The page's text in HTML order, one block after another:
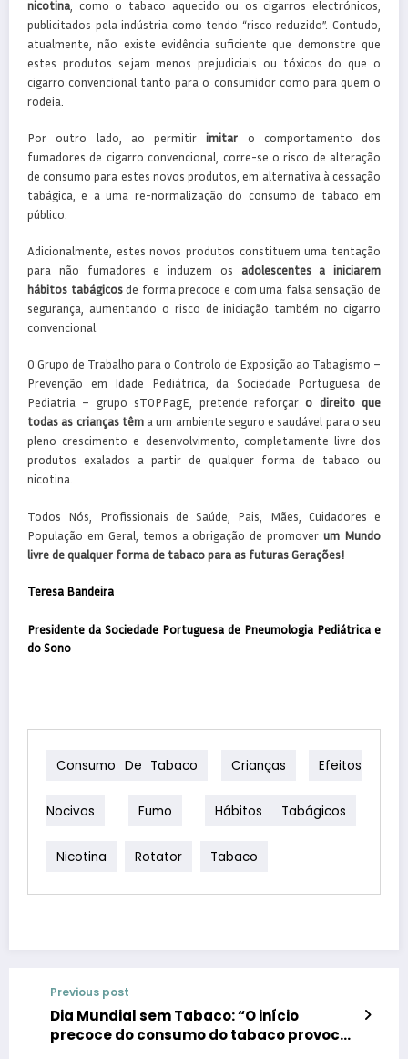
nicotina , como o tabaco aquecido ou os cigarros electrónicos,
publicitados pela indústria como tendo “risco reduzido”. Contudo,
atualmente, não existe evidência suficiente que demonstre que
estes produtos sejam menos prejudiciais ou tóxicos do que o
cigarro convencional tanto para o consumidor como para quem o
rodeia.
Por outro lado, ao permitirimitar o comportamento dos
fumadores de cigarro convencional, corre-se o risco de alteração
de consumo para estes novos produtos, em alternativa à cessação
tabágica, e a uma re-normalização do consumo de tabaco em
público.
Adicionalmente, estes novos produtos constituem uma tentação
para não fumadores e induzem os adolescentes a iniciarem
hábitos tabágicosde forma precoce e com uma falsa sensação de
segurança, aumentando o risco de iniciação também no cigarro
convencional.
O Grupo de Trabalho para o Controlo de Exposição ao Tabagismo –
Prevenção em Idade Pediátrica, da Sociedade Portuguesa de
Pediatria – grupo sTOPPagE, pretende reforçaro direito que
todas as crianças têma um ambiente seguro e saudável para o seu
pleno crescimento e desenvolvimento, completamente livre dos
produtos exalados a partir de qualquer forma de tabaco ou
nicotina.
Todos Nós, Profissionais de Saúde, Pais, Mães, Cuidadores e
População em Geral, temos a obrigação de promoverum Mundo
livre de qualquer forma de tabaco para as futuras Gerações!
Teresa Bandeira
Presidente da Sociedade Portuguesa de Pneumologia Pediátrica e
do Sono
Consumo De Tabaco Crianças Efeitos
Nocivos Fumo Hábitos Tabágicos
Nicotina Rotator Tabaco
Previous post
Dia Mundial sem Tabaco: “O início
precoce do consumo do tabaco provoca